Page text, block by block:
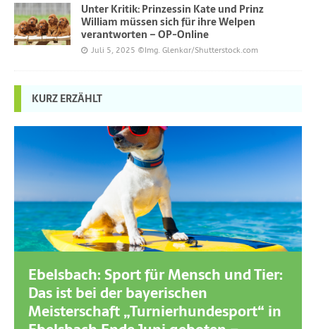
Unter Kritik: Prinzessin Kate und Prinz
William müssen sich für ihre Welpen
verantworten – OP-Online
Juli 5, 2025 ©Img. Glenkar/Shutterstock.com
KURZ ERZÄHLT
Ebelsbach: Sport für Mensch und Tier:
Das ist bei der bayerischen
Meisterschaft „Turnierhundesport“ in